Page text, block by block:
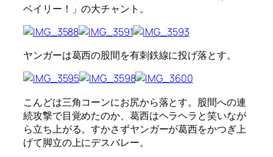
ベイリー！」の大チャント。
ヤンガーは葛西の股間を有刺鉄線に投げ落とす。
こんどは三角コーンにお尻から落とす。股間への連
続攻撃で目覚めたのか、葛西はヘラヘラと笑いなが
ら立ち上がる。すかさずヤンガーが葛西をかつぎ上
げて脚立の上にデスバレー。